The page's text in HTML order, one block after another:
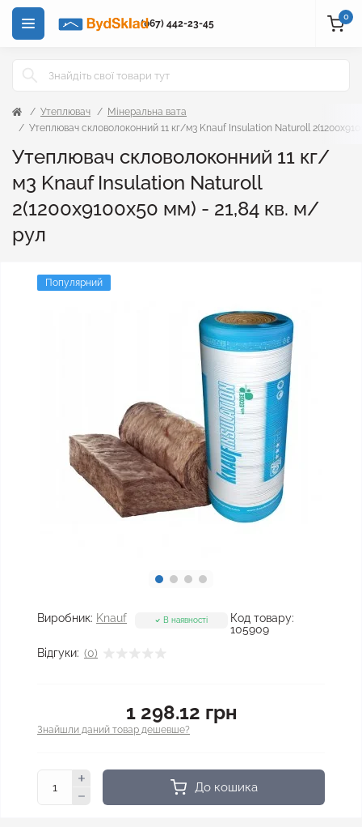
(067) 442-23-45
0
Утеплювач
Мінеральна вата
Утеплювач скловолоконний 11 кг/м3 Knauf Insulation Naturoll
Утеплювач скловолоконний 11 кг/
м3 Knauf Insulation Naturoll
2(1200x9100x50 мм) - 21,84 кв. м/
рул
Популярний
Виробник: Knauf
Код товару:
105909
Відгуки: (0)
В наявності
1 298.12 грн
Знайшли даний товар дешевше?
До кошика